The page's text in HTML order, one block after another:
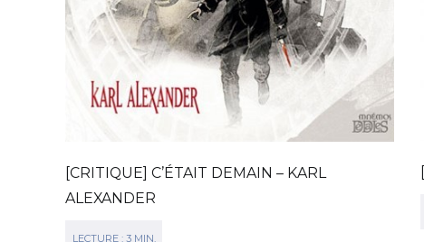
[CRITIQUE] C’ÉTAIT DEMAIN – KARL
ALEXANDER